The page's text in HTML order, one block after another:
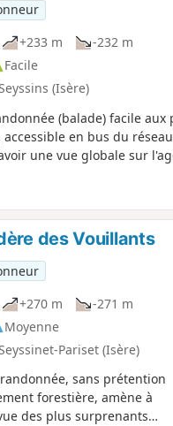
+233 m
-232 m
Facile
(Isère)
(balade) facile aux
en bus du
une vue globale sur
des Vouillants
+270 m
-271 m
Moyenne
Pariset (Isère)
sans prétention
forestière, amène à
des plus surprenants